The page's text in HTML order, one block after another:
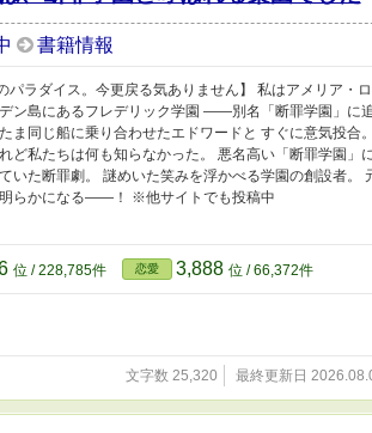
書籍情報
パラダイス。今更戻る気ありません】 私はアメリア・
ン島にあるフレデリック学園 ――別名「断罪学園」に追
ま同じ船に乗り合わせたエドワードと すぐに意気投合
ど私たちは何も知らなかった。 悪名高い「断罪学園」
いた断罪劇。 謎めいた笑みを浮かべる学園の創設者。
明らかになる――！ ※他サイトでも投稿中
位 / 228,785件 恋愛 3,888 位 / 66,372件
文字数 25,320 最終更新日